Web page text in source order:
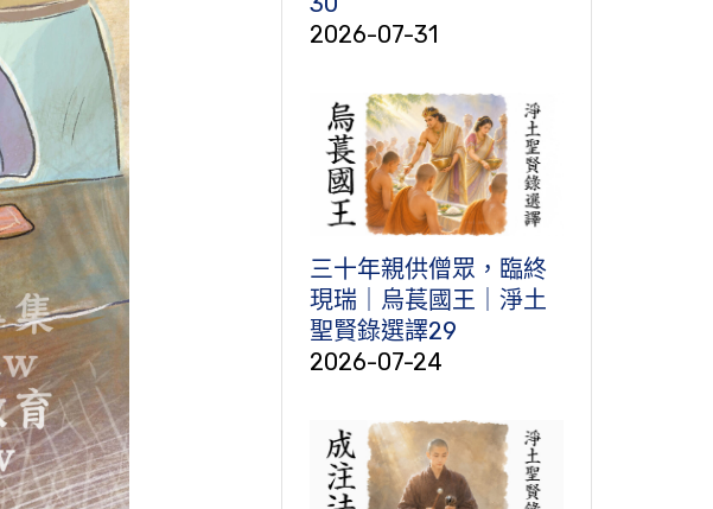
2026-07-31
三十年親供僧眾，臨終
現瑞｜烏萇國王｜淨土
聖賢錄選譯29
2026-07-24